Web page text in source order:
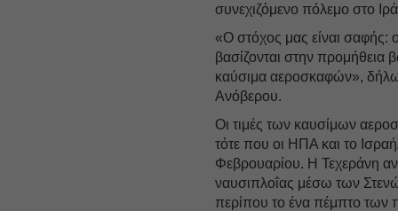
συνεχιζόμενο πόλεμο στο
«Ο στόχος μας είναι σαφής:
βασίζονται στην προμήθεια
καύσιμα αεροσκαφών»,
Ανόβερου.
Οι τιμές των καυσίμων
τότε που οι ΗΠΑ και το
Φεβρουαρίου. Η Τεχεράνη
ναυσιπλοΐας μέσω των
περίπου το ένα πέμπτο των